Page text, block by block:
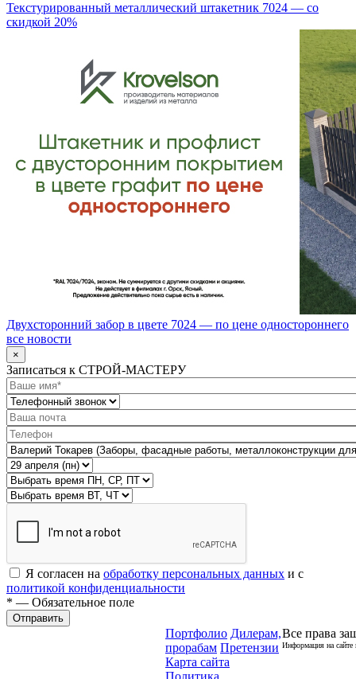
Текстурированный металлический штакетник 7024 — со
скидкой 20%
Двухсторонний забор в цвете 7024 — по цене одностороннего
все новости
×
Записаться к СТРОЙ-МАСТЕРУ
Я согласен на обработку персональных данных и с
политикой конфиденциальности
* — Обязательное поле
Отправить
Портфолио Дилерам,
прорабам Претензии
Карта сайта
Все права
Информация на сайте